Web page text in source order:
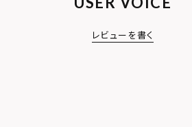
レビューを書く